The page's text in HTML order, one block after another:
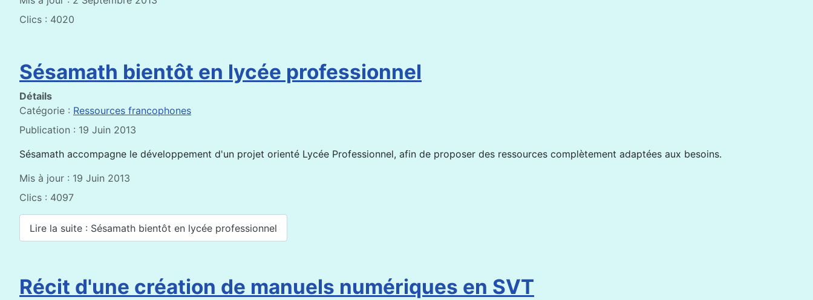
Clics : 4020
Sésamath bientôt en lycée professionnel
Détails
Catégorie : Ressources francophones
Publication : 19 Juin 2013
Sésamath accompagne le développement d'un projet orienté Lycée Professionnel, afin de proposer des ressources complètement adaptées aux besoins.
Mis à jour : 19 Juin 2013
Clics : 4097
Lire la suite : Sésamath bientôt en lycée professionnel
Récit d'une création de manuels numériques en SVT